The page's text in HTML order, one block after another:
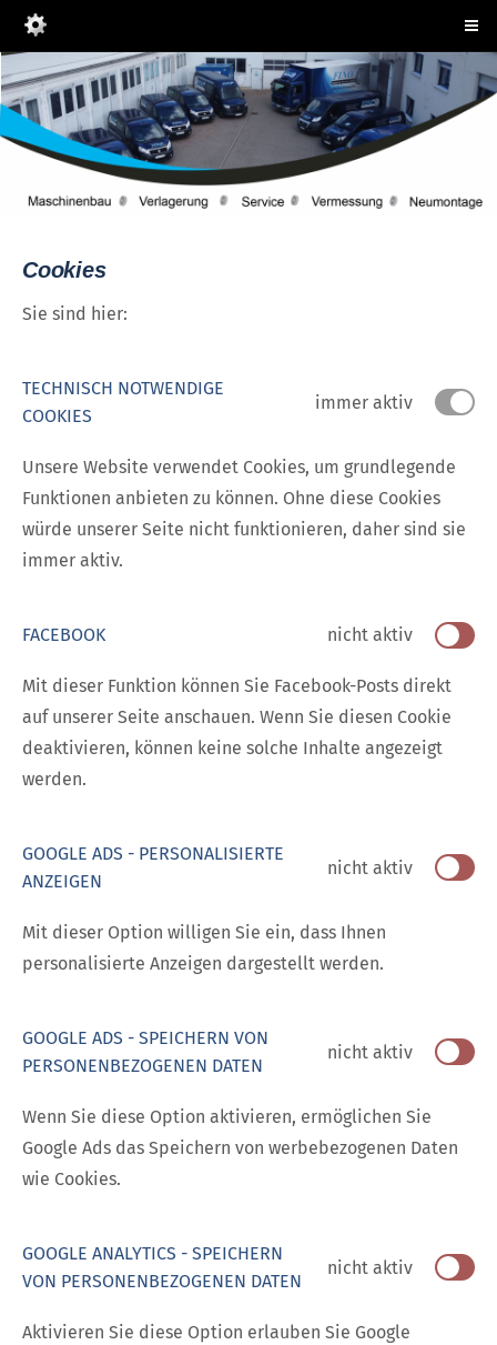
Cookies
Sie sind hier:
TECHNISCH NOTWENDIGE
COOKIES
immer aktiv
Unsere Website verwendet Cookies, um grundlegende
Funktionen anbieten zu können. Ohne diese Cookies
würde unserer Seite nicht funktionieren, daher sind sie
immer aktiv.
FACEBOOK nicht aktiv
Mit dieser Funktion können Sie Facebook-Posts direkt
auf unserer Seite anschauen. Wenn Sie diesen Cookie
deaktivieren, können keine solche Inhalte angezeigt
werden.
GOOGLE ADS - PERSONALISIERTE
ANZEIGEN
nicht aktiv
Mit dieser Option willigen Sie ein, dass Ihnen
personalisierte Anzeigen dargestellt werden.
GOOGLE ADS - SPEICHERN VON
PERSONENBEZOGENEN DATEN
nicht aktiv
Wenn Sie diese Option aktivieren, ermöglichen Sie
Google Ads das Speichern von werbebezogenen Daten
wie Cookies.
GOOGLE ANALYTICS - SPEICHERN
VON PERSONENBEZOGENEN DATEN
nicht aktiv
Aktivieren Sie diese Option erlauben Sie Google